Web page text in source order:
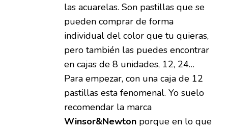
las acuarelas. Son pastillas que se
pueden comprar de forma
individual del color que tu quieras,
pero también las puedes encontrar
en cajas de 8 unidades, 12, 24…
Para empezar, con una caja de 12
pastillas esta fenomenal. Yo suelo
recomendar la marca
Winsor&Newton porque en lo que